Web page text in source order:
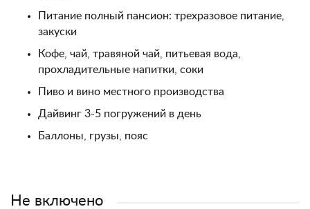
Питание полный пансион: трехразовое питание,
закуски
Кофе, чай, травяной чай, питьевая вода,
прохладительные напитки, соки
Пиво и вино местного производства
Дайвинг 3-5 погружений в день
Баллоны, грузы, пояс
Не включено